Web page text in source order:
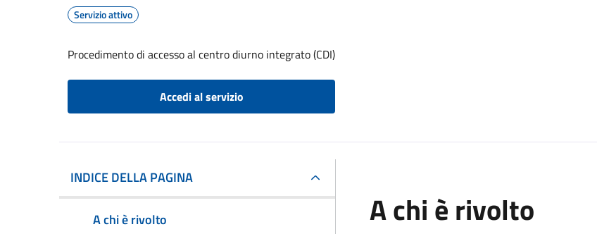
Servizio attivo
Procedimento di accesso al centro diurno integrato (CDI)
Accedi al servizio
INDICE DELLA PAGINA
A chi è rivolto
A chi è rivolto